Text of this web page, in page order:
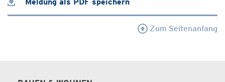
Zum Seitenanfang